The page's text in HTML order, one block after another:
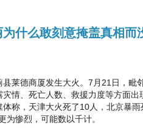
什么敢刻意掩盖真相而
德商厦发生大火。7月21日，毗
灾情、死亡人数、救援力度等方面
称，天津大火死了10人，北京暴
为惨烈，可能数以千计。